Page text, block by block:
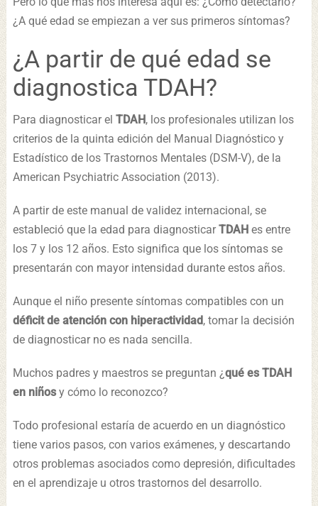
¿A qué edad se empiezan a ver sus primeros síntomas?
¿A partir de qué edad se
diagnostica TDAH?
Para diagnosticar el TDAH, los profesionales utilizan los
criterios de la quinta edición del Manual Diagnóstico y
Estadístico de los Trastornos Mentales (DSM-V), de la
American Psychiatric Association (2013).
A partir de este manual de validez internacional, se
estableció que la edad para diagnosticarTDAH es entre
los 7 y los 12 años. Esto significa que los síntomas se
presentarán con mayor intensidad durante estos años.
Aunque el niño presente síntomas compatibles con un
déficit de atención con hiperactividad , tomar la decisión
de diagnosticar no es nada sencilla.
Muchos padres y maestros se preguntan ¿qué es TDAH
en niñosy cómo lo reconozco?
Todo profesional estaría de acuerdo en un diagnóstico
tiene varios pasos, con varios exámenes, y descartando
otros problemas asociados como depresión, dificultades
en el aprendizaje u otros trastornos del desarrollo.